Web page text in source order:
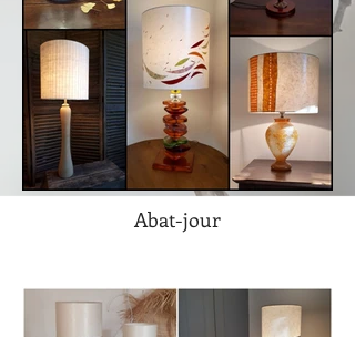
Abat-jour